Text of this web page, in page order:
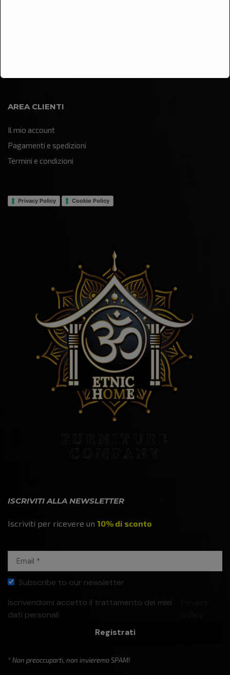
AREA CLIENTI
Il mio account
Pagamenti e spedizioni
Termini e condizioni
Privacy Policy Cookie Policy
ISCRIVITI ALLA NEWSLETTER
Iscriviti per ricevere un 10% di sconto
Subscribe to our newsletter
Iscrivendomi accetto il trattamento dei miei
dati personali
Registrati
* Non preoccuparti, non invieremo SPAM!